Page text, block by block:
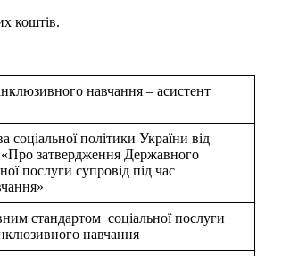
коштів.
навчання – асистент
соціальної політики України від
затвердження Державного
послуги супровід під час
стандартом соціальної послуги
навчання